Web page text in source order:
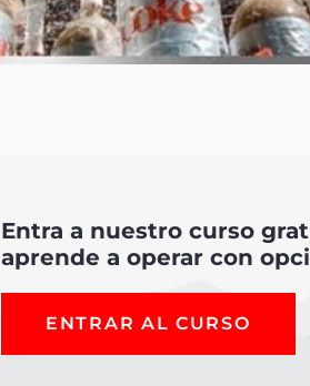
Entra a nuestro curso
aprende a operar con
ENTRAR AL CURSO